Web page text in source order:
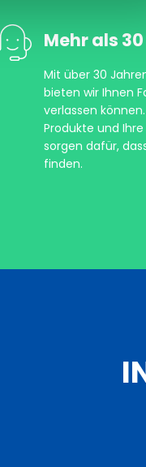
Mehr als
Mit über 30
bieten wir Ihnen
verlassen
Produkte und
sorgen dafür,
finden.